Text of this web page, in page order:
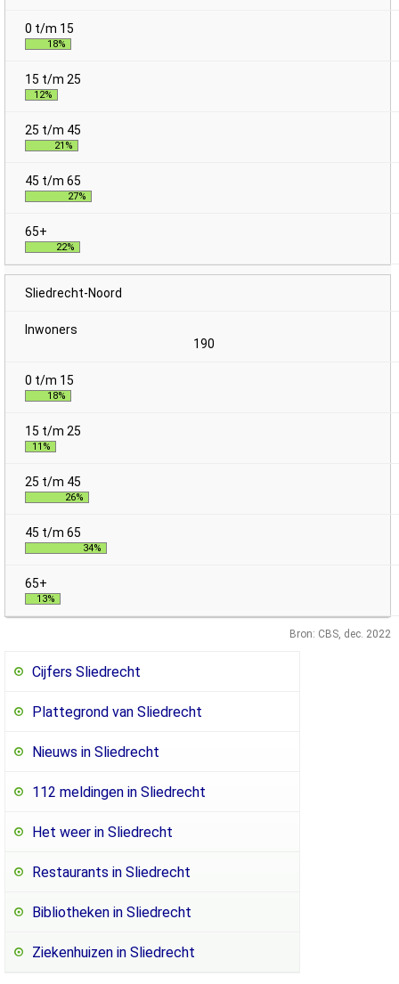
18%
12%
21%
27%
22%
Sliedrecht-Noord
190
18%
11%
26%
34%
13%
Bron: CBS, dec. 2022
Cijfers Sliedrecht
Plattegrond van Sliedrecht
Nieuws in Sliedrecht
112 meldingen in Sliedrecht
Het weer in Sliedrecht
Restaurants in Sliedrecht
Bibliotheken in Sliedrecht
Ziekenhuizen in Sliedrecht